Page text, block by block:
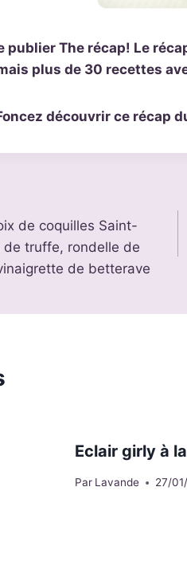
publier The récap! Le
plus de 30 recettes
découvrir ce récap
de coquilles Saint-
truffe, rondelle de
de betterave
Eclair girly à
Par Lavande 27/